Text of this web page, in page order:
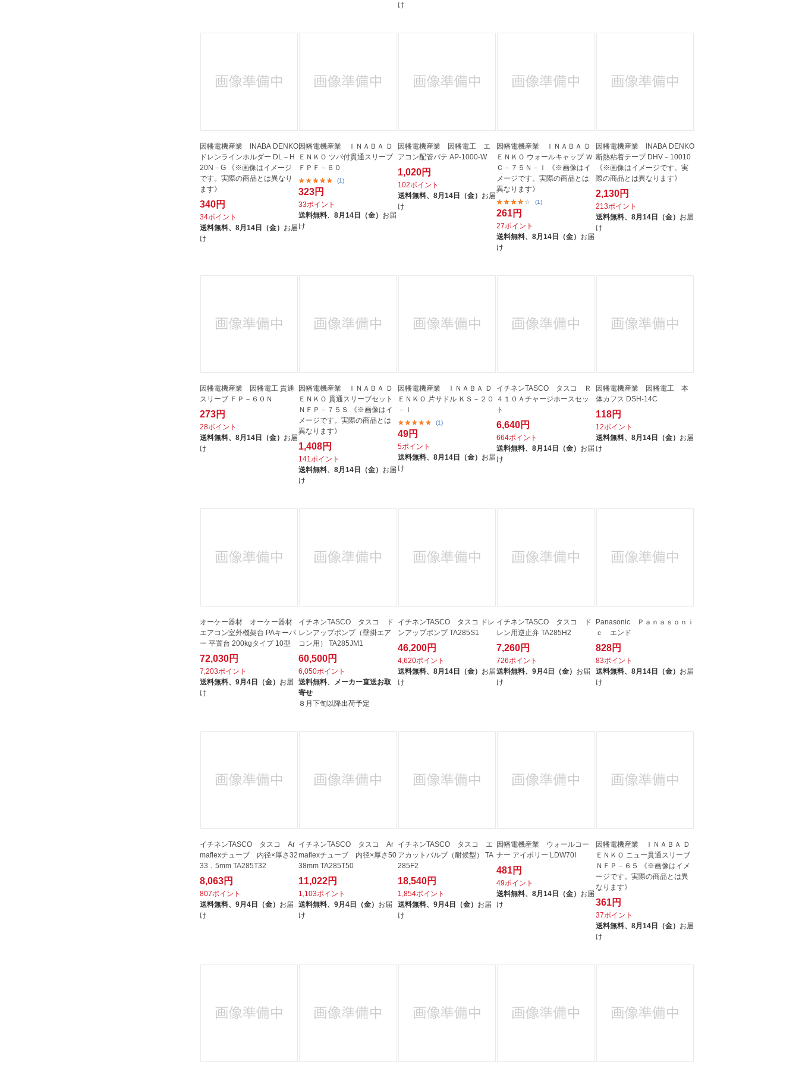
け
因幡電機産業 INABA DENKO
ドレンラインホルダー DL－H
20N－G 《※画像はイメージ
です。実際の商品とは異なり
ます》
340円
34ポイント
送料無料、 8月14日（金） お届
け
因幡電機産業 ＩＮＡＢＡ Ｄ
ＥＮＫＯ ツバ付貫通スリーブ
ＦＰＦ－６０
(1)
323円
33ポイント
送料無料、8月14日（金） お届
け
因幡電機産業 因幡電工 エ
アコン配管パテ AP-1000-W
1,020円
102ポイント
送料無料、 8月14日（金） お届
け
因幡電機産業 ＩＮＡＢＡ Ｄ
ＥＮＫＯ ウォールキャップ Ｗ
Ｃ－７５Ｎ－Ｉ 《※画像はイ
メージです。実際の商品とは
異なります》
(1)
261円
27ポイント
送料無料、8月14日（金） お届
け
因幡電機産業 INABA DENKO
断熱粘着テープ DHV－10010
《※画像はイメージです。実
際の商品とは異なります》
2,130円
213ポイント
送料無料、 8月14日（金） お届
け
因幡電機産業 因幡電工 貫通
スリーブ ＦＰ－６０Ｎ
273円
28ポイント
送料無料、 8月14日（金） お届
け
因幡電機産業 ＩＮＡＢＡ Ｄ
ＥＮＫＯ 貫通スリーブセット
ＮＦＰ－７５Ｓ 《※画像はイ
メージです。実際の商品とは
異なります》
1,408円
141ポイント
送料無料、8月14日（金） お届
け
因幡電機産業 ＩＮＡＢＡ Ｄ
ＥＮＫＯ 片サドル ＫＳ－２０
－Ｉ
(1)
49円
5ポイント
送料無料、 8月14日（金） お届
け
イチネンTASCO タスコ Ｒ
４１０Ａチャージホースセッ
ト
6,640円
664ポイント
送料無料、8月14日（金） お届
け
因幡電機産業 因幡電工 本
体カフス DSH-14C
118円
12ポイント
送料無料、 8月14日（金） お届
け
オーケー器材 オーケー器材
エアコン室外機架台 PAキーパ
ー 平置台 200kgタイプ 10型
72,030円
7,203ポイント
送料無料、 9月4日（金） お届
け
イチネンTASCO タスコ ド
レンアップポンプ（壁掛エア
コン用） TA285JM1
60,500円
6,050ポイント
送料無料、
メーカー直送お取
寄せ
８月下旬以降出荷予定
イチネンTASCO タスコ ドレ
ンアップポンプ TA285S1
46,200円
4,620ポイント
送料無料、 8月14日（金） お届
け
イチネンTASCO タスコ ド
レン用逆止弁 TA285H2
7,260円
726ポイント
送料無料、9月4日（金） お届
け
Panasonic Ｐａｎａｓｏｎｉ
ｃ エンド
828円
83ポイント
送料無料、 8月14日（金） お届
け
イチネンTASCO タスコ Ar
maflexチューブ 内径×厚さ32
33．5mm TA285T32
8,063円
807ポイント
送料無料、 9月4日（金） お届
け
イチネンTASCO タスコ Ar
maflexチューブ 内径×厚さ50
38mm TA285T50
11,022円
1,103ポイント
送料無料、9月4日（金） お届
け
イチネンTASCO タスコ エ
アカットバルブ（耐候型） TA
285F2
18,540円
1,854ポイント
送料無料、 9月4日（金） お届
け
因幡電機産業 ウォールコー
ナー アイボリー LDW70I
481円
49ポイント
送料無料、8月14日（金） お届
け
因幡電機産業 ＩＮＡＢＡ Ｄ
ＥＮＫＯ ニュー貫通スリーブ
ＮＦＰ－６５ 《※画像はイメ
ージです。実際の商品とは異
なります》
361円
37ポイント
送料無料、 8月14日（金） お届
け